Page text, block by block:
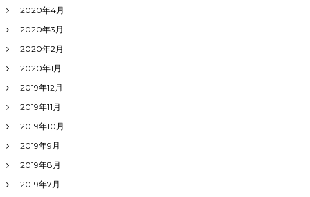
2020年4月
2020年3月
2020年2月
2020年1月
2019年12月
2019年11月
2019年10月
2019年9月
2019年8月
2019年7月